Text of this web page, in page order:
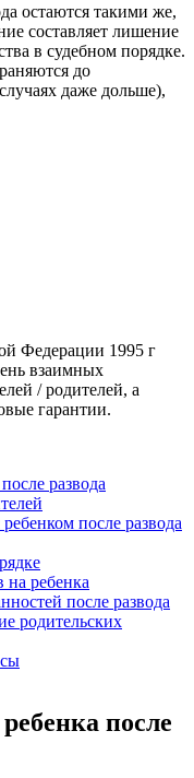
остаются такими же,
составляет лишение
в судебном порядке.
до
даже дольше),
Федерации 1995 г
взаимных
/ родителей, а
гарантии.
развода
после развода
на ребенка
после развода
родительских
после